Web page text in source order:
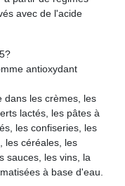
avec de l'acide
antioxydant
dans les crèmes, les
lactés, les pâtes à
les confiseries, les
les céréales, les
sauces, les vins, la
à base d'eau.